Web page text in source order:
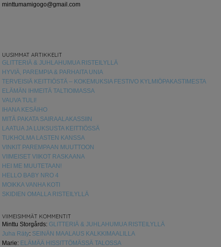
minttumamigogo@gmail.com
UUSIMMAT ARTIKKELIT
GLITTERIÄ & JUHLAHUMUA RISTEILYLLÄ
HYVIÄ, PAREMPIA & PARHAITA UNIA
TERVEISIÄ KEITTIÖSTÄ – KOKEMUKSIA FESTIVO KYLMIÖPAKASTIMESTA
ELÄMÄN IHMEITÄ TALTIOIMASSA
VAUVA TULI!
IHANA KESÄIHO
MITÄ PAKATA SAIRAALAKASSIIN
LAATUA JA LUKSUSTA KEITTIÖSSÄ
TUKHOLMA LASTEN KANSSA
VINKIT PAREMPAAN MUUTTOON
VIIMEISET VIIKOT RASKAANA
HEI ME MUUTETAAN!
HELLO BABY NRO 4
MOIKKA VANHA KOTI
SKIDIEN OMALLA RISTEILYLLÄ
VIIMEISIMMÄT KOMMENTIT
Minttu Storgårds: GLITTERIÄ & JUHLAHUMUA RISTEILYLLÄ
Juha Räty: SEINÄN MAALAUS KALKKIMAALILLA
Marie: ELÄMÄÄ HISSITTÖMÄSSÄ TALOSSA